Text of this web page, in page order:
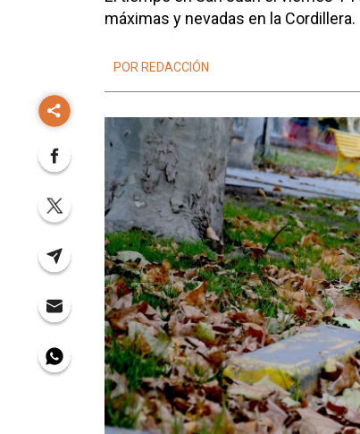
máximas y nevadas en la Cordillera.
POR REDACCIÓN